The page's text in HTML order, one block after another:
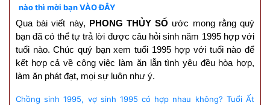
nào thì mời bạn VÀO ĐÂY
Qua bài viết này,
PHONG THỦY SỐ ước mong rằng quý
bạn đã có thể tự trả lời được câu hỏi sinh năm 1995 hợp với
tuổi nào. Chúc quý bạn xem tuổi 1995 hợp với tuổi nào để
kết hợp cả về công việc làm ăn lẫn tình yêu đều hòa hợp,
làm ăn phát đạt, mọi sự luôn như ý.
Chồng sinh 1995, vợ sinh 1995 có hợp nhau không? Tuổi Ất